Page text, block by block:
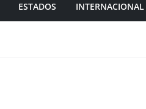
ESTADOS INTERNACIONAL